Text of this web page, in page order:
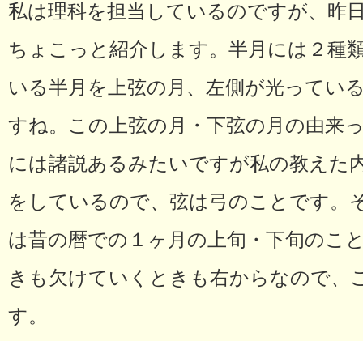
私は理科を担当しているのですが、昨
ちょこっと紹介します。半月には２種
いる半月を上弦の月、左側が光ってい
すね。この上弦の月・下弦の月の由来
には諸説あるみたいですが私の教えた
をしているので、弦は弓のことです。
は昔の暦での１ヶ月の上旬・下旬のこ
きも欠けていくときも右からなので、
す。